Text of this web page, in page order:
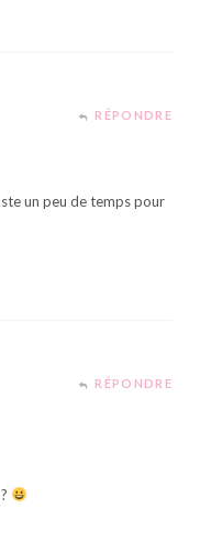
RÉPONDRE
un peu de temps pour
RÉPONDRE